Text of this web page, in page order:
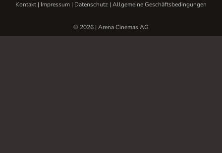
Kontakt| Impressum | Datenschutz | Allgemeine Geschäftsbedingungen
© 2026 | Arena Cinemas AG